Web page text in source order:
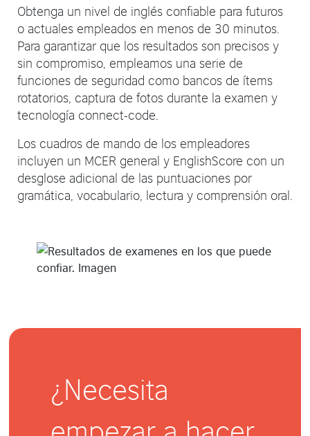
Obtenga un nivel de inglés confiable para futuros
o actuales empleados en menos de 30 minutos.
Para garantizar que los resultados son precisos y
sin compromiso, empleamos una serie de
funciones de seguridad como bancos de ítems
rotatorios, captura de fotos durante la examen y
tecnología connect-code.
Los cuadros de mando de los empleadores
incluyen un MCER general y EnglishScore con un
desglose adicional de las puntuaciones por
gramática, vocabulario, lectura y comprensión oral.
¿Necesita